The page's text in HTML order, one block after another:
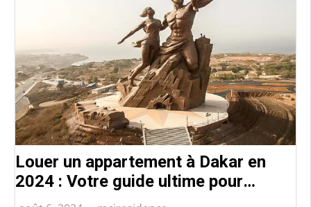
Louer un appartement à Dakar en
2024 : Votre guide ultime pour
réussir